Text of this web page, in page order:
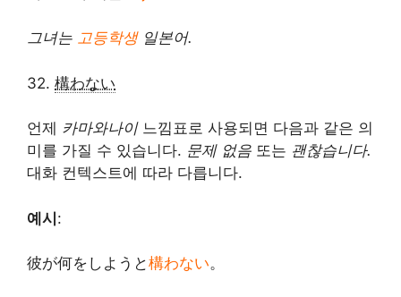
그녀는 고등학생일본어.
32. 構わない
언제 카마와나이느낌표로 사용되면 다음과 같은 의
미를 가질 수 있습니다. 문제 없음 또는 괜찮습니다.
대화 컨텍스트에 따라 다릅니다.
예시:
彼が何をしようと構わない。